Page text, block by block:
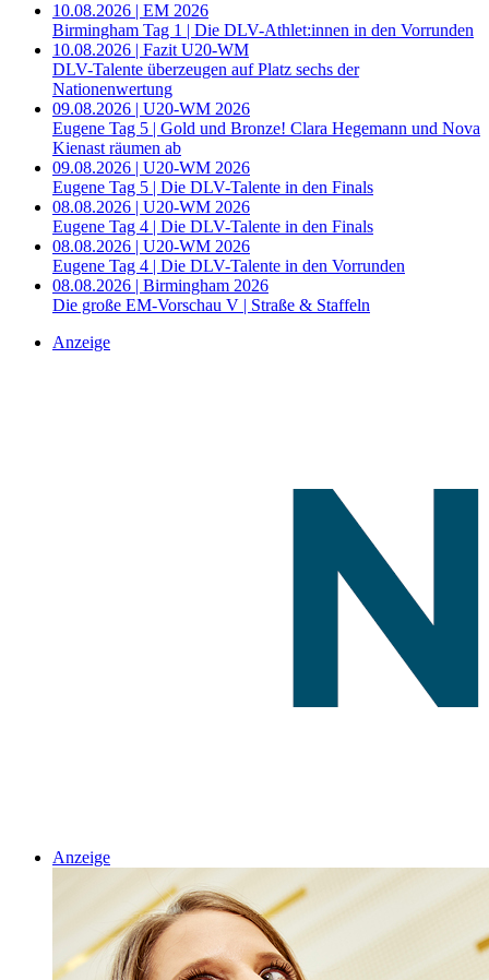
10.08.2026 | EM 2026
Birmingham Tag 1 | Die DLV-Athlet:innen in den Vorrunden
10.08.2026 | Fazit U20-WM
DLV-Talente überzeugen auf Platz sechs der
Nationenwertung
09.08.2026 | U20-WM 2026
Eugene Tag 5 | Gold und Bronze! Clara Hegemann und Nova
Kienast räumen ab
09.08.2026 | U20-WM 2026
Eugene Tag 5 | Die DLV-Talente in den Finals
08.08.2026 | U20-WM 2026
Eugene Tag 4 | Die DLV-Talente in den Finals
08.08.2026 | U20-WM 2026
Eugene Tag 4 | Die DLV-Talente in den Vorrunden
08.08.2026 | Birmingham 2026
Die große EM-Vorschau V | Straße & Staffeln
Anzeige
Anzeige